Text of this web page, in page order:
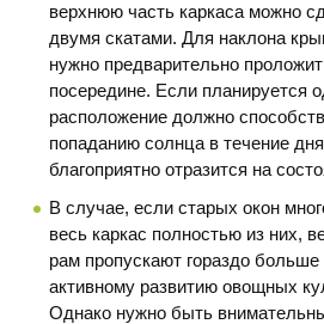
верхнюю часть каркаса можно
двумя скатами. Для наклона
нужно предварительно
посередине. Если планируется
расположение должно
попаданию солнца в течение
благоприятно отразится на
В случае, если старых окон
весь каркас полностью из них,
рам пропускают гораздо больше
активному развитию овощных
Однако нужно быть